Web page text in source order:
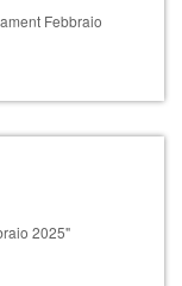
Febbraio
2025"